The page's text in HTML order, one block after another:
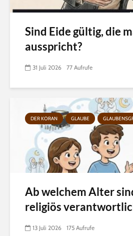
Sind Eide gültig, die
ausspricht?
31 Juli 2026 77 Aufrufe
DER KORAN GLAUBE
Ab welchem Alter
religiös
13 Juli 2026 175 Aufrufe